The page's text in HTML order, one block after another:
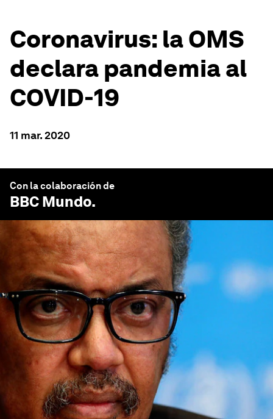
Coronavirus: la OMS
declara pandemia al
COVID-19
11 mar. 2020
Con la colaboración de
BBC Mundo.